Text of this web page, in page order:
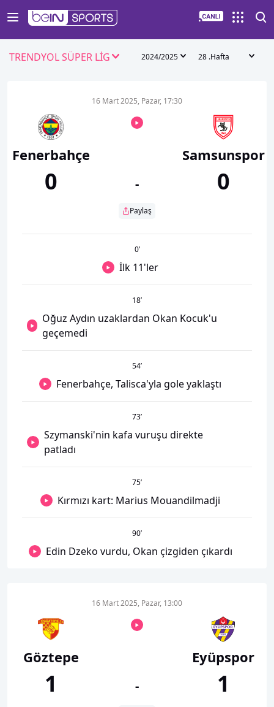
TRENDYOL SÜPER LİG 2024/2025 28 .Hafta
Fenerbahçe
0
16 Mart 2025, Pazar, 17:30
-
Paylaş
Samsunspor
0
0’
İlk 11'ler
18’
Oğuz Aydın uzaklardan Okan Kocuk'u
geçemedi
54’
Fenerbahçe, Talisca'yla gole yaklaştı
73’
Szymanski'nin kafa vuruşu direkte
patladı
75’
Kırmızı kart: Marius Mouandilmadji
90’
Edin Dzeko vurdu, Okan çizgiden çıkardı
Göztepe
1
16 Mart 2025, Pazar, 13:00
-
Eyüpspor
1